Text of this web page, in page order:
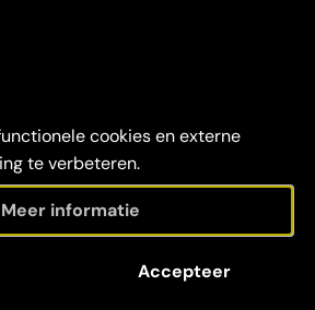
cookies en externe
te verbeteren.
Meer informatie
Accepteer
credits